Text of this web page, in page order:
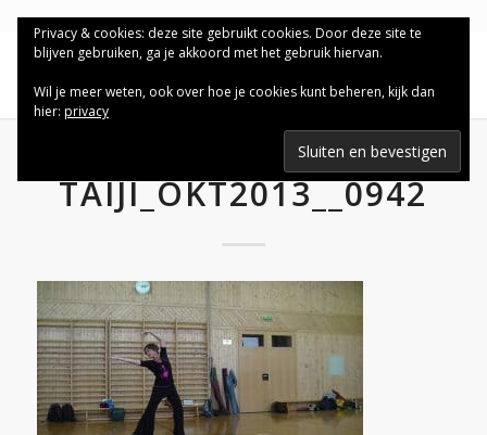
TAIJI_OKT2013__0942
Privacy & cookies: deze site gebruikt cookies. Door deze site te
blijven gebruiken, ga je akkoord met het gebruik hiervan.
Wil je meer weten, ook over hoe je cookies kunt beheren, kijk dan
hier: privacy